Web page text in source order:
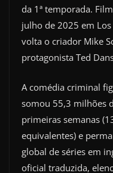
da 1ª temporada.
julho de 2025 em
volta o criador Mike
protagonista Ted
A comédia criminal
somou 55,3 milhões
primeiras semanas
equivalentes) e
global de séries em
oficial traduzida,